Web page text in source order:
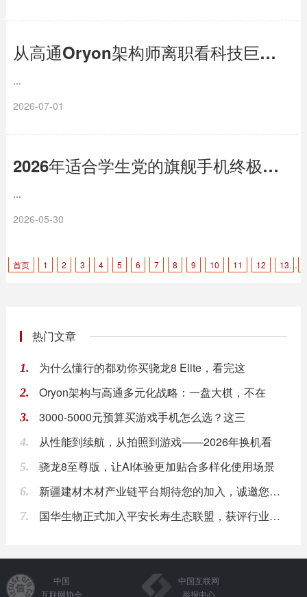
从高通Oryon架构师离职看科技巨擘的体系化韧性
...
2026-07-01
2026年适合学生党的旗舰手机终极推荐，iQOO 15无需纠结
...
2026-05-30
首页 1 2 3 4 5 6 7 8 9 10 11 12 13
热门文章
1. 为什么懂行的都劝你买骁龙8 Elite，看完这
2. Oryon架构与高通多元化战略：一盘大棋，不在
3. 3000-5000元预算买游戏手机怎么选？这三
4. 从性能到续航，从拍照到游戏——2026年换机看
5. 骁龙8至尊版，让AI体验更加贴合多样化使用场景
6. 新疆建材木材产业链平台期待您的加入，诚邀您入驻
7. 国华生物正式加入平安长寿生态联盟，获评行业合作
中国
互联网协会
中国互联网
举报中心